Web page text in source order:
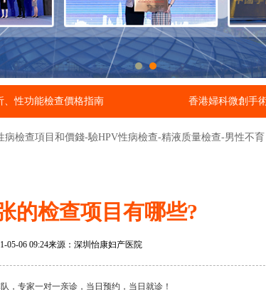
、性功能檢查價格指南 香港婦科微創手
病檢查項目和價錢-驗HPV性病檢查-精液质量檢查-男性不育
的检查项目有哪些?
05-06 09:24来源：深圳怡康妇产医院
，专家一对一亲诊，当日预约，当日就诊！